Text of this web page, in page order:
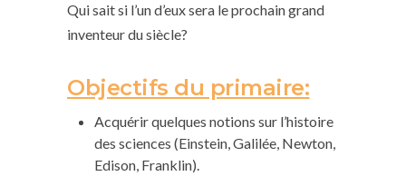
Qui sait si l’un d’eux sera le prochain grand
inventeur du siècle?
Objectifs du primaire:
Acquérir quelques notions sur l’histoire
des sciences (Einstein, Galilée, Newton,
Edison, Franklin).